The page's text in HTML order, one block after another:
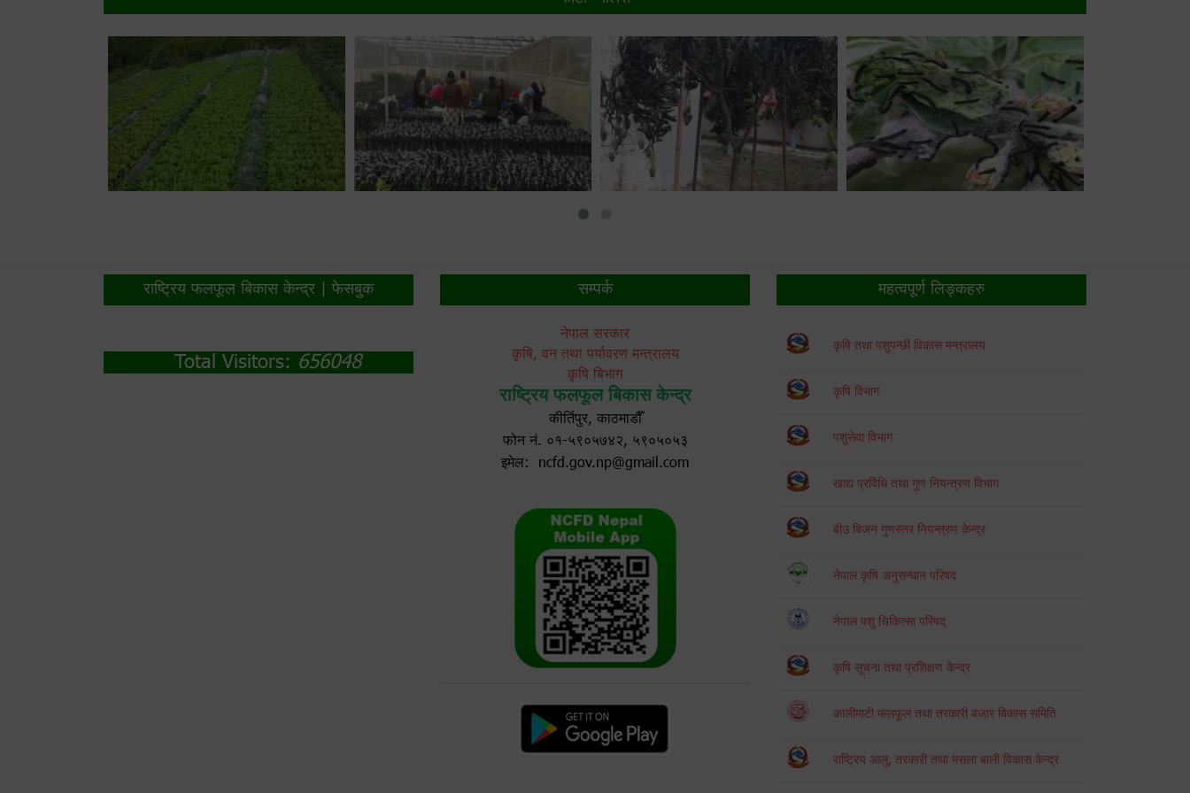
राष्ट्रिय फलफूल बिकास केन्द्र | फेसबुक
Total Visitors: 656048
सम्पर्क
नेपाल सरकार
कृषि, वन तथा पर्यावरण मन्त्रालय
कृषि बिभाग
राष्ट्रिय फलफूल बिकास केन्द्र
कीर्तिपुर, काठमाडौँ
फोन नं. ०१-५९०५७४२, ५९०५०५३
इमेल: ncfd.gov.np@gmail.com
महत्वपूर्ण लिङ्कहरु
कृषि तथा पशुपन्छी विकास मन्त्रालय
कृषि विभाग
पशुसेवा विभाग
खाद्य प्रविधि तथा गुण नियन्त्रण विभाग
बीउ बिजन गुणस्तर नियन्त्रण केन्द्र
नेपाल कृषि अनुसन्धान परिषद
नेपाल पशु चिकित्सा परिषद्
कृषि सूचना तथा प्रशिक्षण केन्द्र
कालीमाटी फलफूल तथा तरकारी बजार बिकास समिति
राष्ट्रिय आलु, तरकारी तथा मसला बाली विकास केन्द्र